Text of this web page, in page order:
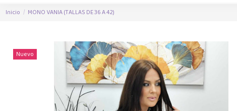
Inicio MONO VANIA (TALLAS DE 36 A 42)
Nuevo